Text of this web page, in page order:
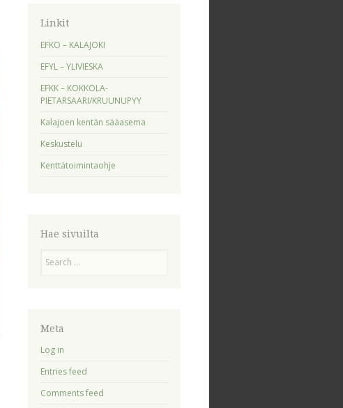
Linkit
EFKO – KALAJOKI
EFYL – YLIVIESKA
EFKK – KOKKOLA-
PIETARSAARI/KRUUNUPYY
Kalajoen kentän sääasema
Keskustelu
Kenttätoimintaohje
Hae sivuilta
Meta
Log in
Entries feed
Comments feed